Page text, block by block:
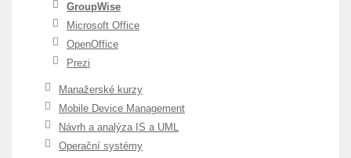
GroupWise
Microsoft Office
OpenOffice
Prezi
Manažerské kurzy
Mobile Device Management
Návrh a analýza IS a UML
Operační systémy